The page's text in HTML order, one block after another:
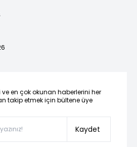
en çok okunan haberlerini her
takip etmek için bültene üye
Kaydet